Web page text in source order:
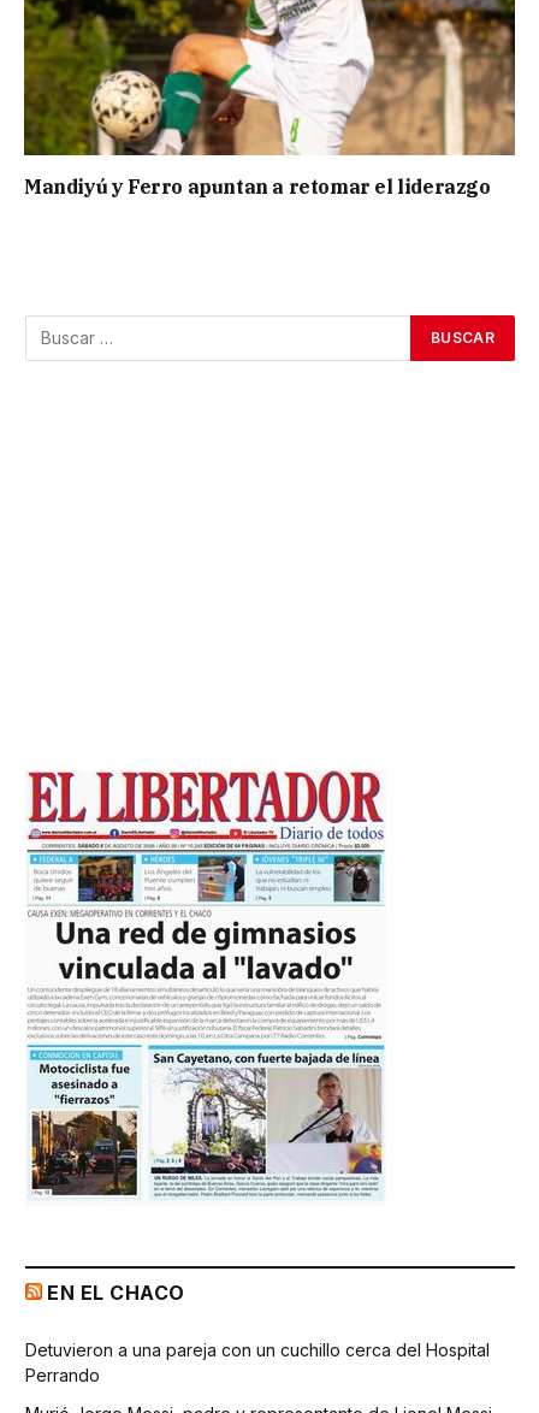
Mandiyú y Ferro apuntan a retomar el liderazgo
EN EL CHACO
Detuvieron a una pareja con un cuchillo cerca del Hospital
Perrando